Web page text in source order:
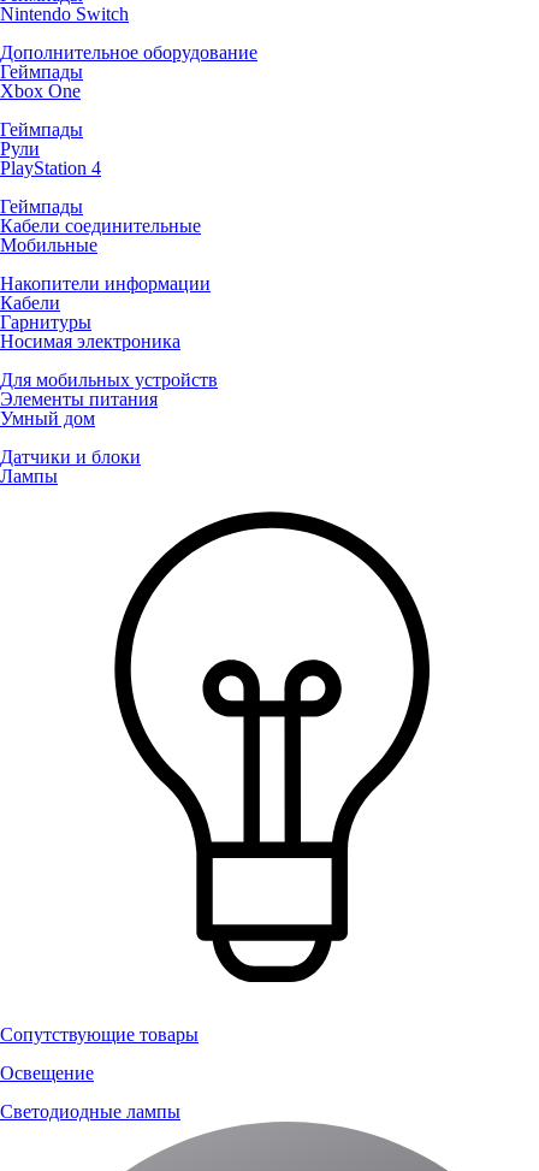
Nintendo Switch
Дополнительное оборудование
Геймпады
Xbox One
Геймпады
Рули
PlayStation 4
Геймпады
Кабели соединительные
Мобильные
Накопители информации
Кабели
Гарнитуры
Носимая электроника
Для мобильных устройств
Элементы питания
Умный дом
Датчики и блоки
Лампы
Сопутствующие товары
Освещение
Светодиодные лампы